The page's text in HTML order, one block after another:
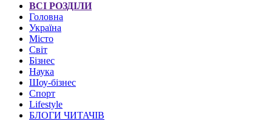
ВСІ РОЗДІЛИ
Головна
Україна
Місто
Світ
Бізнес
Наука
Шоу-бізнес
Спорт
Lifestyle
БЛОГИ ЧИТАЧІВ